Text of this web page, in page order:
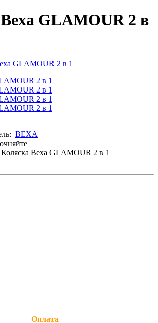
GLAMOUR 2 в
BEXA
Коляска Bexa GLAMOUR 2 в 1
Оплата